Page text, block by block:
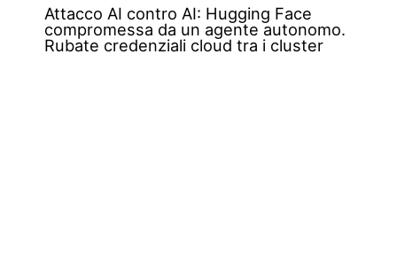
Attacco AI contro AI: Hugging Face
compromessa da un agente autonomo.
Rubate credenziali cloud tra i cluster